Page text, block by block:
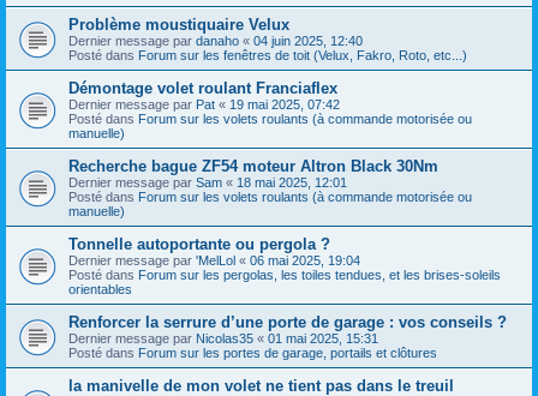
Problème moustiquaire Velux
Dernier message par danaho « 04 juin 2025, 12:40
Posté dans Forum sur les fenêtres de toit (Velux, Fakro, Roto, etc...)
Démontage volet roulant Franciaflex
Dernier message par Pat « 19 mai 2025, 07:42
Posté dans Forum sur les volets roulants (à commande motorisée ou
manuelle)
Recherche bague ZF54 moteur Altron Black 30Nm
Dernier message par Sam « 18 mai 2025, 12:01
Posté dans Forum sur les volets roulants (à commande motorisée ou
manuelle)
Tonnelle autoportante ou pergola ?
Dernier message par 'MelLol « 06 mai 2025, 19:04
Posté dans Forum sur les pergolas, les toiles tendues, et les brises-soleils
orientables
Renforcer la serrure d’une porte de garage : vos conseils ?
Dernier message par Nicolas35 « 01 mai 2025, 15:31
Posté dans Forum sur les portes de garage, portails et clôtures
la manivelle de mon volet ne tient pas dans le treuil